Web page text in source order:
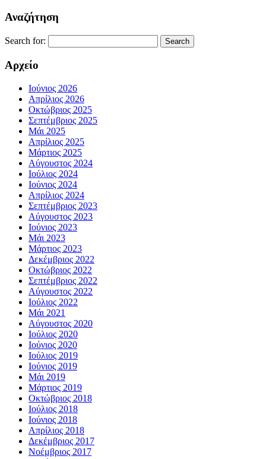
Αναζήτηση
Search for:
Αρχείο
Ιούνιος 2026
Απρίλιος 2026
Οκτώβριος 2025
Σεπτέμβριος 2025
Μάι 2025
Απρίλιος 2025
Μάρτιος 2025
Αύγουστος 2024
Ιούλιος 2024
Ιούνιος 2024
Απρίλιος 2024
Σεπτέμβριος 2023
Αύγουστος 2023
Ιούνιος 2023
Μάι 2023
Μάρτιος 2023
Δεκέμβριος 2022
Οκτώβριος 2022
Σεπτέμβριος 2022
Αύγουστος 2022
Ιούλιος 2022
Μάι 2021
Αύγουστος 2020
Ιούλιος 2020
Ιούνιος 2020
Ιούλιος 2019
Ιούνιος 2019
Μάι 2019
Μάρτιος 2019
Οκτώβριος 2018
Ιούλιος 2018
Ιούνιος 2018
Απρίλιος 2018
Δεκέμβριος 2017
Νοέμβριος 2017